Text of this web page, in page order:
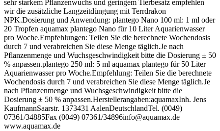
sehr starkem Pflanzenwuchs und geringem Tierbesatz empfehlen
wir die zusätzliche Langzeitdüngung mit Terrdrakon
NPK.Dosierung und Anwendung: plantego Nano 100 ml: 1 ml oder
20 Tropfen aquamax plantego Nano für 10 Liter Aquarienwasser
pro Woche.Empfehlungen: Teilen Sie die berechnete Wochendosis
durch 7 und verabreichen Sie diese Menge täglich.Je nach
Pflanzenmenge und Wuchsgeschwindigkeit bitte die Dosierung ± 50
% anpassen.plantego 250 ml: 5 ml aquamax plantego für 50 Liter
Aquarienwasser pro Woche.Empfehlung: Teilen Sie die berechnete
Wochendosis durch 7 und verabreichen Sie diese Menge täglich.Je
nach Pflanzenmenge und Wuchsgeschwindigkeit bitte die
Dosierung ± 50 % anpassen.Herstellerangaben:aquamaxInh. Jens
KaufmannSaarstr. 1373431 AalenDeutschlandTel. (0049)
07361/34885Fax (0049) 07361/34896info@aquamax.de
www.aquamax.de